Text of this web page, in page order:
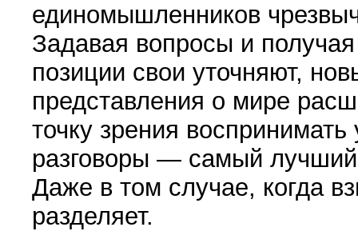
единомышленников
Задавая вопросы и
позиции свои уточняют,
представления о мире
точку зрения
разговоры — самый
Даже в том случае, когда
разделяет.